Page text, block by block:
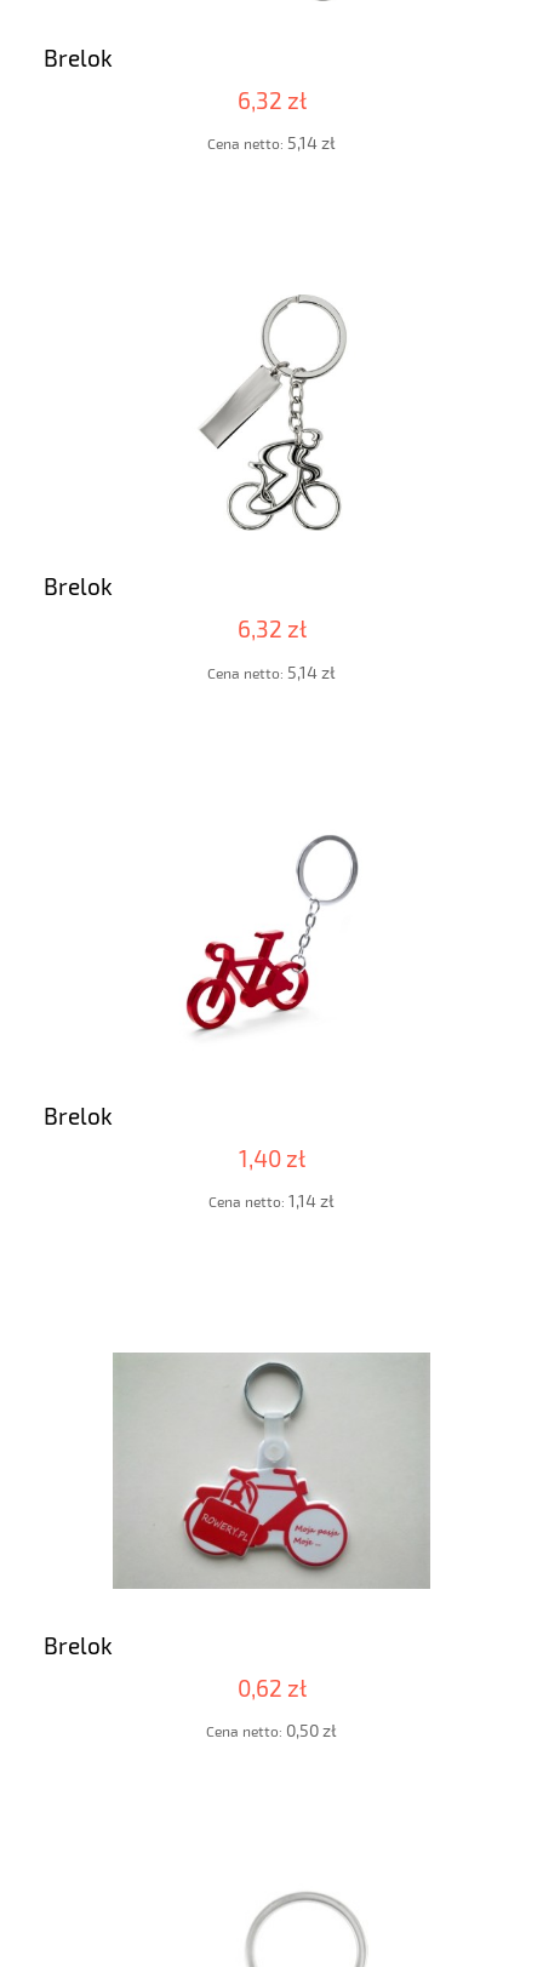
Brelok
6,32 zł
Cena netto: 5,14 zł
Brelok
6,32 zł
Cena netto: 5,14 zł
Brelok
1,40 zł
Cena netto: 1,14 zł
Brelok
0,62 zł
Cena netto: 0,50 zł